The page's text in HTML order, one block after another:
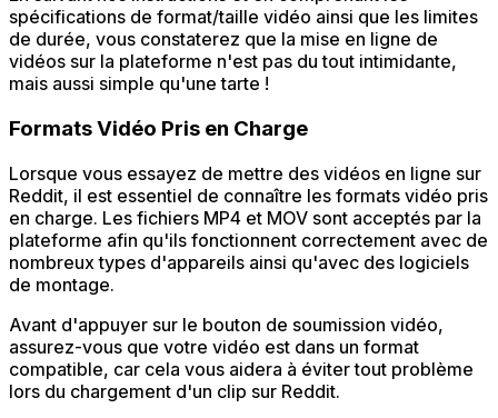
spécifications de format/taille vidéo ainsi que les limites
de durée, vous constaterez que la mise en ligne de
vidéos sur la plateforme n'est pas du tout intimidante,
mais aussi simple qu'une tarte !
Formats Vidéo Pris en Charge
Lorsque vous essayez de mettre des vidéos en ligne sur
Reddit, il est essentiel de connaître les formats vidéo pris
en charge. Les fichiers MP4 et MOV sont acceptés par la
plateforme afin qu'ils fonctionnent correctement avec de
nombreux types d'appareils ainsi qu'avec des logiciels
de montage.
Avant d'appuyer sur le bouton de soumission vidéo,
assurez-vous que votre vidéo est dans un format
compatible, car cela vous aidera à éviter tout problème
lors du chargement d'un clip sur Reddit.